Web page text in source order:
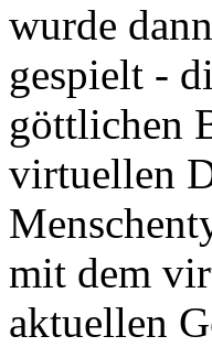
wurde
gespielt -
göttlichen
virtuellen
mit dem
aktuellen